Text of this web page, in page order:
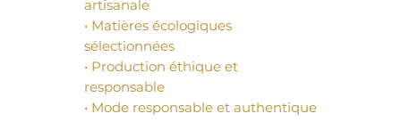
artisanale
• Matières écologiques
sélectionnées
• Production éthique et
responsable
• Mode responsable et authentique